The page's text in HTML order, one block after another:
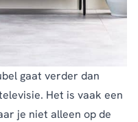
gaat verder dan
Het is vaak een
je niet alleen op de